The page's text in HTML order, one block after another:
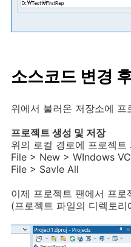
소스코드 변경
위에서 불러온 저장소에
프로젝트 생성 및 저장
위의 로컬 경로에 프로젝트
File > New > WIndows
File > Savle All
이제 프로젝트 팬에서 프
(프로젝트 파일의 디렉토